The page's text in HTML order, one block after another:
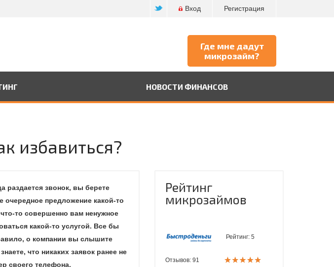
Регистрация
Вход
Где мне дадут
микрозайм?
НОВОСТИ ФИНАНСОВ
избавиться?
раздается звонок, вы берете
очередное предложение какой-то
то совершенно вам ненужное
какой-то услугой. Все бы
о компании вы слышите
что никаких заявок ранее не
своего телефона,
Рейтинг
микрозаймов
Рейтинг: 5
Отзывов: 91